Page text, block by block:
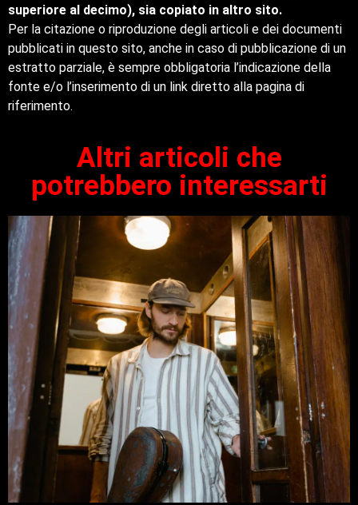
superiore al decimo), sia copiato in altro sito.
Per la citazione o riproduzione degli articoli e dei documenti
pubblicati in questo sito, anche in caso di pubblicazione di un
estratto parziale, è sempre obbligatoria l’indicazione della
fonte e/o l’inserimento di un link diretto alla pagina di
riferimento.
Altri articoli che
potrebbero interessarti